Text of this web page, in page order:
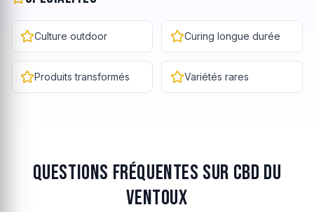
Culture outdoor Curing longue durée
Produits transformés Variétés rares
Questions fréquentes sur CBD du
ventoux